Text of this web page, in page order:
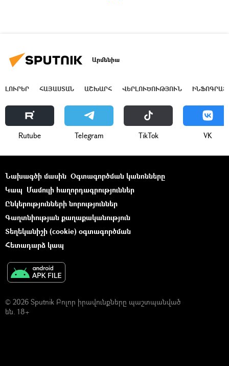
Արմենիա
ԼՈՒՐԵՐ ՀԱՅԱՍՏԱՆ ԱՇԽԱՐՀ ՎԵՐԼՈՒԾՈՒԹՅՈՒՆ
Rutube Telegram ТikТоk VK
Նախագծի մասին Օգտագործման կանոնները
Կապ Մամուլի հաղորդագրություններ
Ընկերությունների նորություններ
Գաղտնիության քաղաքականություն
Տեղեկանիշի (cookie) օգտագործման
Հետադարձ կապ
© 2026 Sputnik Բոլոր իրավունքները պաշտպանված
են. 18+